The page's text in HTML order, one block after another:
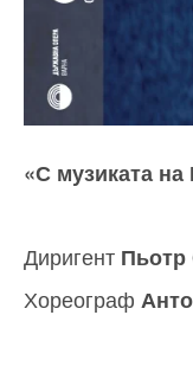
«С музиката
Диригент Пьотр
Хореограф